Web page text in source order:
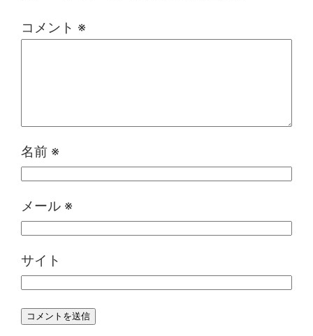
コメント ※
名前 ※
メール ※
サイト